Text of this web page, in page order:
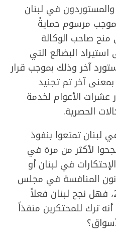
التجار والمستوردون في لبنان
مرسوم حمايةً
صاحب الوكالة
البضائع التي
آخر وذلك بموجب قرار
آخر تم تجنيد
عشرات الأعوام لخدمة
الحصرية.
لبنان تمتعوا بنفوذ
لأكثر من مرة في
في لبنان أو
المنافسة في مجلس
النواب في 22 شباط 2022، فهل نجح لبنان فعلاً
ترك للمحتكرين منفذاً